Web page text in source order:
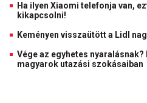
Ha ilyen Xiaomi telefonja van,
kikapcsolni!
Keményen visszaütött a Lidl
Vége az egyhetes
magyarok utazási szokásaiban